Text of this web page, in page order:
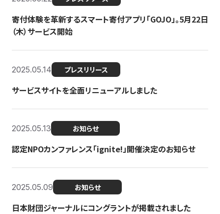
寄付体験を革新するスマート寄付アプリ「GOJO」。5月22日
（木）サービス開始
2025.05.14 プレスリリース
サービスサイトを全面リニューアルしました
2025.05.13 お知らせ
認定NPOカンファレンス「ignite!」開催決定のお知らせ
2025.05.09 お知らせ
日本財団ジャーナルにコングラントが掲載されました